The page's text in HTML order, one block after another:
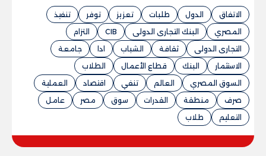
الاتفاق الدول طلبات تعزيز توفر
تنفيذ
المصري
البنك التجارى الدولى CIB
التزام
التجارى الدولى
ثقافة الشباب ادا
جامعة
الاستثمار
البنك قطاع الأعمال
الطلاب
السوق المصري
العالم تنفي اقتصاد
العملية
صرف
منطقة القدرات سوق مصر
عامل
التعليم
طلاب